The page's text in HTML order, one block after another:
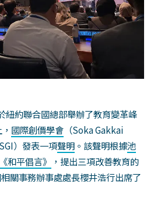
約聯合國總部舉辦了教育變革峰
國際創價學會（Soka Gakkai
）發表一項聲明。該聲明根據池
和平倡言》
，提出三項改善教育的
關事務辦事處處長櫻井浩行出席了